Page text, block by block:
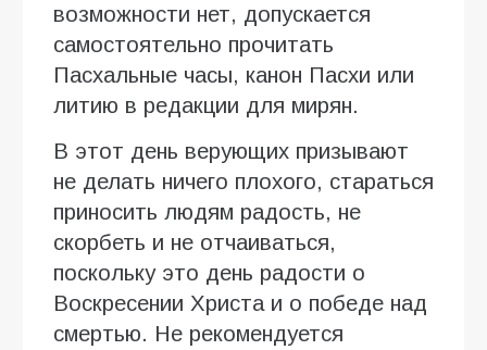
возможности нет, допускается
самостоятельно прочитать
Пасхальные часы, канон Пасхи или
литию в редакции для мирян.
В этот день верующих призывают
не делать ничего плохого, стараться
приносить людям радость, не
скорбеть и не отчаиваться,
поскольку это день радости о
Воскресении Христа и о победе над
смертью. Не рекомендуется